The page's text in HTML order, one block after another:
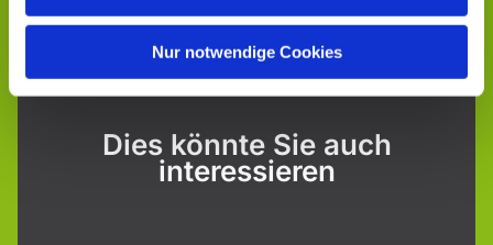
Nur notwendige Cookies
Dies könnte Sie auch
interessieren